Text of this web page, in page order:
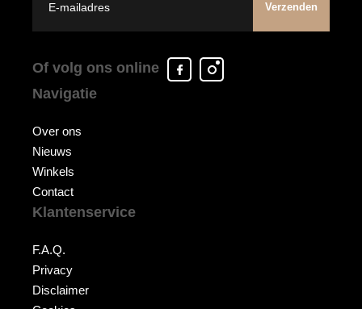
Verzenden
Of volg ons online Facebook
Arcade
Instagram
Arcade
Navigatie
Over ons
Nieuws
Winkels
Contact
Klantenservice
F.A.Q.
Privacy
Disclaimer